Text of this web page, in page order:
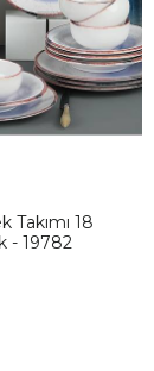
Takımı 18
- 19782